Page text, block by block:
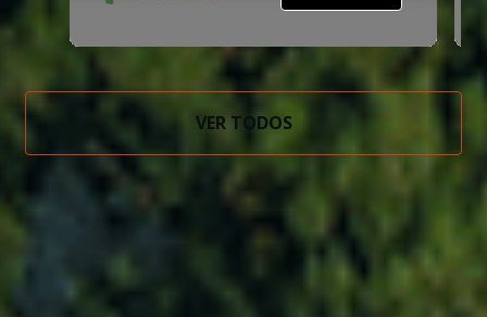
VER TODOS
Indicadores SGIFR 2020-
2030